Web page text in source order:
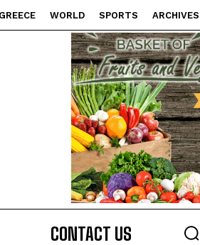
GREECE WORLD SPORTS ARCHIVES
CONTACT US